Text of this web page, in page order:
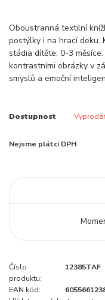
Oboustranná textilní
postýlky i na hrací deku.
stádia dítěte: 0-3
kontrastními obrázky v
smyslů a emoční
Dostupnost
Nejsme plátci DPH
Číslo
produktu:
12385TAF
EAN kód: